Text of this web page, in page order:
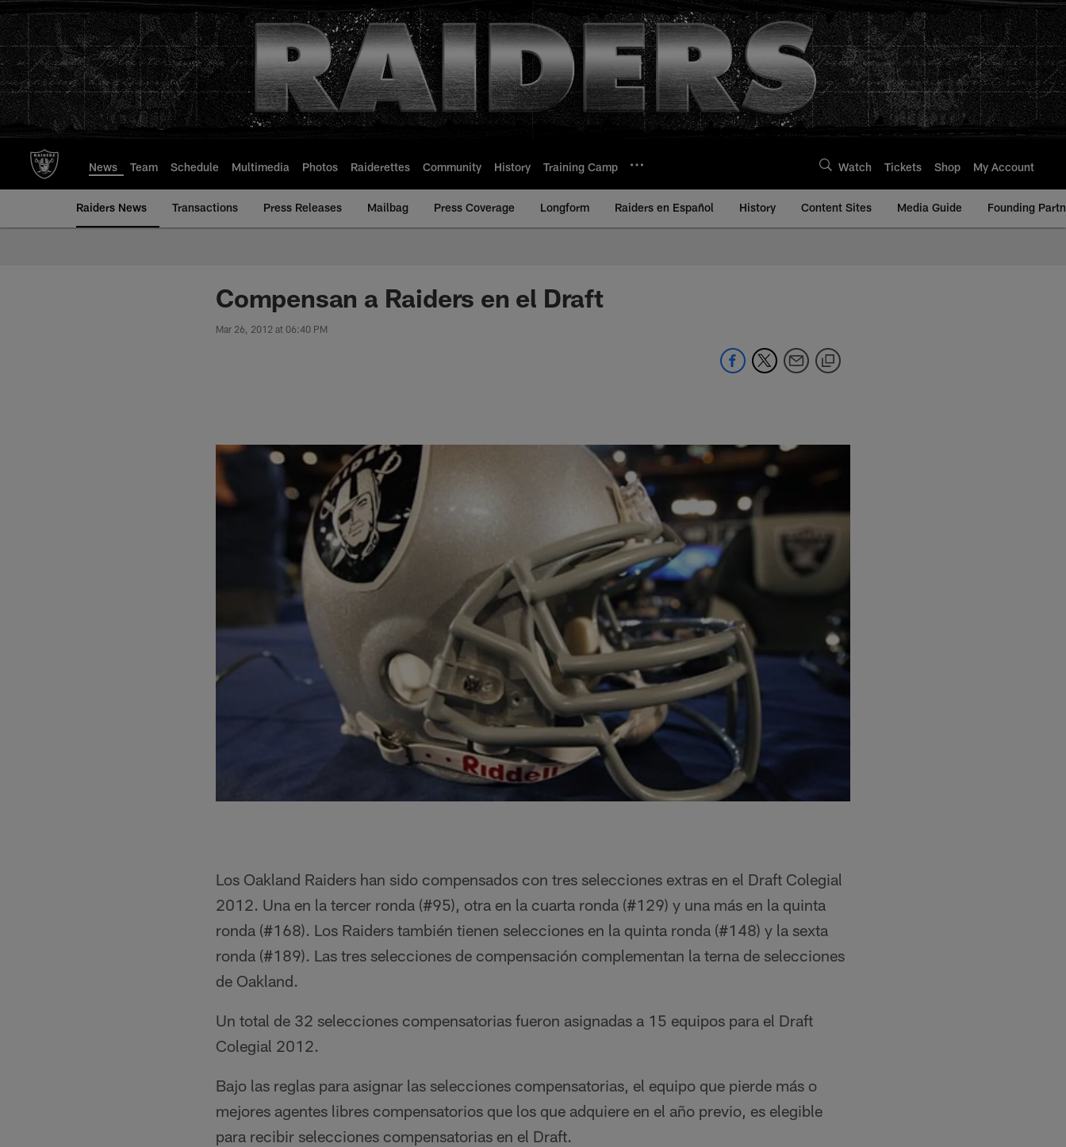
to
main
content
News Team Schedule Multimedia Photos Raiderettes Community History Training Camp Watch Tickets Shop My Account
Raiders News Transactions Press Releases Mailbag Press Coverage Longform Raiders en Español History Content Sites Media Guide Founding
Compensan a Raiders en el Draft
Mar 26, 2012 at 06:40 PM
Los Oakland Raiders han sido compensados con tres selecciones extras en el Draft Colegial
2012. Una en la tercer ronda (#95), otra en la cuarta ronda (#129) y una más en la quinta
ronda (#168). Los Raiders también tienen selecciones en la quinta ronda (#148) y la sexta
ronda (#189). Las tres selecciones de compensación complementan la terna de selecciones
de Oakland.
Un total de 32 selecciones compensatorias fueron asignadas a 15 equipos para el Draft
Colegial 2012.
Bajo las reglas para asignar las selecciones compensatorias, el equipo que pierde más o
mejores agentes libres compensatorios que los que adquiere en el año previo, es elegible
para recibir selecciones compensatorias en el Draft.